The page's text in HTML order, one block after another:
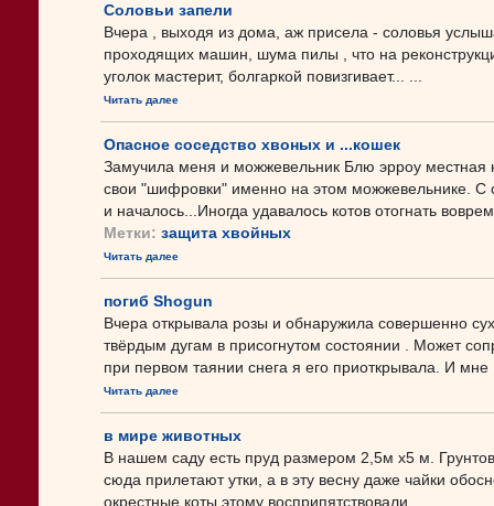
Соловьи запели
Вчера , выходя из дома, аж присела - соловья
проходящих машин, шума пилы , что на
уголок мастерит, болгаркой повизгивает... ...
Читать далее
Опасное соседство хвоных и ...кошек
Замучила меня и можжевельник Блю эрроу
свои "шифровки" именно на этом можжевельнике. С
и началось...Иногда удавалось котов отогнать
Метки: защита хвойных
Читать далее
погиб Shogun
Вчера открывала розы и обнаружила совершенно
твёрдым дугам в присогнутом состоянии . Может
при первом таянии снега я его приоткрывала. И мне
Читать далее
в мире животных
В нашем саду есть пруд размером 2,5м х5 м.
сюда прилетают утки, а в эту весну даже чайки
окрестные коты этому восприпятствовали ...